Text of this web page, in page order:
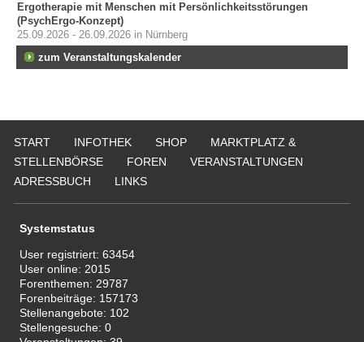
Ergotherapie mit Menschen mit Persönlichkeitsstörungen
(PsychErgo-Konzept)
25.09.2026 - 26.09.2026 in Nürnberg
zum Veranstaltungskalender
START INFOTHEK SHOP
MARKTPLATZ &
STELLENBÖRSE
FOREN
VERANSTALTUNGEN
ADRESSBUCH
LINKS
Systemstatus
User registriert:63454
User online: 2015
Forenthemen: 29787
Forenbeiträge: 157173
Stellenangebote: 102
Stellengesuche:0